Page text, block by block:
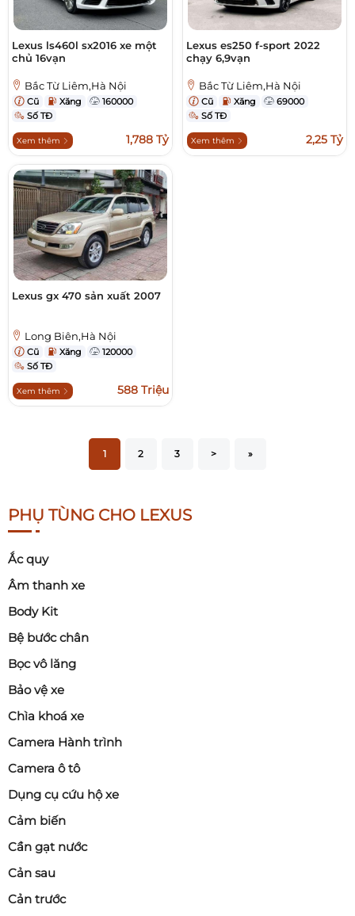
Lexus ls460l sx2016 xe một
chủ 16vạn
Bắc Từ Liêm,Hà Nội
Cũ Xăng
160000
Số TĐ
Xem thêm 1,788 Tỷ
Lexus es250 f-sport 2022
chạy 6,9vạn
Bắc Từ Liêm,Hà Nội
Cũ Xăng
69000
Số TĐ
Xem thêm 2,25 Tỷ
Lexus gx 470 sản xuất 2007
Long Biên,Hà Nội
Cũ Xăng
120000
Số TĐ
Xem thêm 588 Triệu
1 2 3 > »
PHỤ TÙNG CHO LEXUS
Ắc quy
Âm thanh xe
Body Kit
Bệ bước chân
Bọc vô lăng
Bảo vệ xe
Chìa khoá xe
Camera Hành trình
Camera ô tô
Dụng cụ cứu hộ xe
Cảm biến
Cần gạt nước
Cản sau
Cản trước